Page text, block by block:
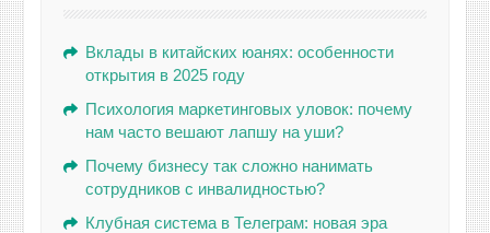
Вклады в китайских юанях: особенности
открытия в 2025 году
Психология маркетинговых уловок: почему
нам часто вешают лапшу на уши?
Почему бизнесу так сложно нанимать
сотрудников с инвалидностью?
Клубная система в Телеграм: новая эра